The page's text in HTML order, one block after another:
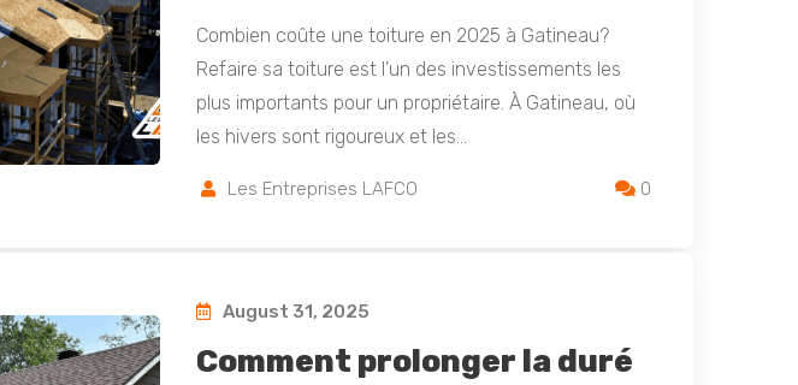
Combien coûte une toiture en 2025 à Gatineau?
Refaire sa toiture est l’un des investissements les
plus importants pour un propriétaire. À Gatineau, où
les hivers sont rigoureux et les…
Les Entreprises LAFCO 0
August 31, 2025
Comment prolonger la duré